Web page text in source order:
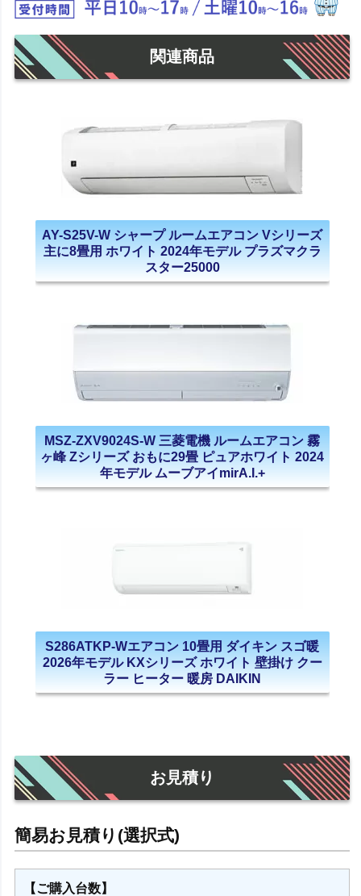
関連商品
AY-S25V-W シャープ ルームエアコン Vシリーズ
主に8畳用 ホワイト 2024年モデル プラズマクラ
スター25000
MSZ-ZXV9024S-W 三菱電機 ルームエアコン 霧
ヶ峰 Zシリーズ おもに29畳 ピュアホワイト 2024
年モデル ムーブアイmirA.I.+
S286ATKP-Wエアコン 10畳用 ダイキン スゴ暖
2026年モデル KXシリーズ ホワイト 壁掛け クー
ラー ヒーター 暖房 DAIKIN
お見積り
【ご購入台数】